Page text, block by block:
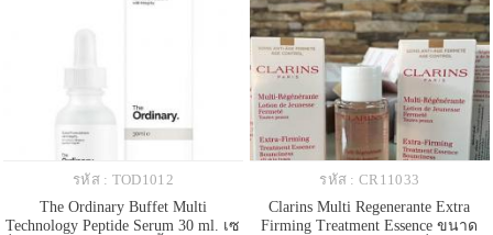
รหัส : TOD1012
The Ordinary Buffet Multi
Technology Peptide Serum 30 ml. เซ
รหัส : CR11033
Clarins Multi Regenerante Extra
Firming Treatment Essence ขนาด